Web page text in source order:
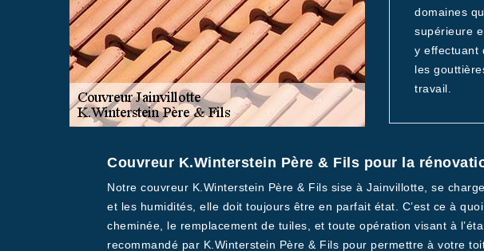
domaines
supérieure
y effectuant
les
travail.
Couvreur K.Winterstein Père & Fils pour la
Notre couvreur K.Winterstein Père & Fils sise à Jainvillotte, se
et les humidités, elle doit toujours être en parfait état. C’est ce à
cheminée, le remplacement de tuiles, et toute opération visant à
recommandé par K.Winterstein Père & Fils pour permettre à votre